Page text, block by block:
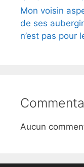
Mon voisin
de ses
n’est pas pour
Aucun